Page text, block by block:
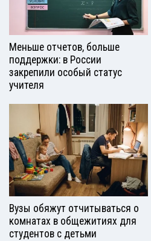
Меньше отчетов, больше
поддержки: в России
закрепили особый статус
учителя
Вузы обяжут отчитываться о
комнатах в общежитиях для
студентов с детьми